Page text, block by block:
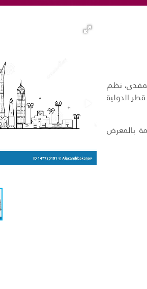
نظم
الدولية
بالمعرض